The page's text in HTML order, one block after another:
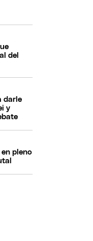
del
darle
y
pleno